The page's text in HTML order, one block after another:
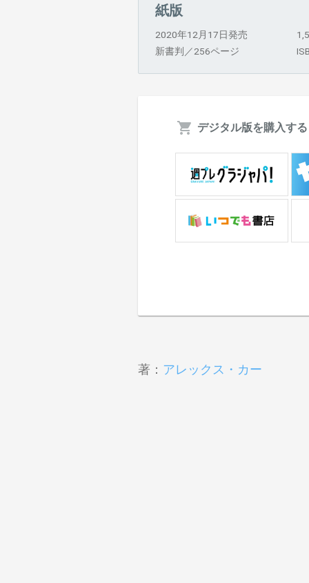
紙版
2020年12月17日発売
新書判／256ページ
デジタル版を購入する
著： アレックス・カー